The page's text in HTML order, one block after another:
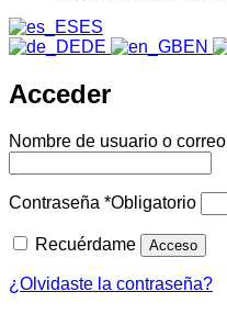
ES
DE
EN
Acceder
Nombre de usuario o
Contraseña *Obligatorio
Recuérdame Acceso
¿Olvidaste la contraseña?